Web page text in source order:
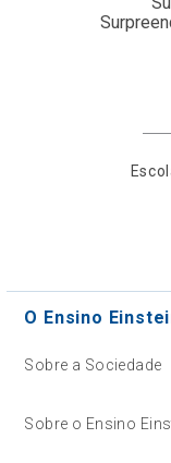
O Ensino
Sobre a Sociedade
Sobre o Ensino